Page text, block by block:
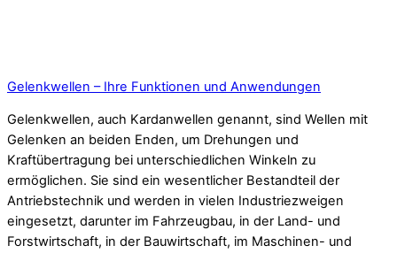
Gelenkwellen – Ihre Funktionen und Anwendungen
Gelenkwellen, auch Kardanwellen genannt, sind Wellen mit
Gelenken an beiden Enden, um Drehungen und
Kraftübertragung bei unterschiedlichen Winkeln zu
ermöglichen. Sie sind ein wesentlicher Bestandteil der
Antriebstechnik und werden in vielen Industriezweigen
eingesetzt, darunter im Fahrzeugbau, in der Land- und
Forstwirtschaft, in der Bauwirtschaft, im Maschinen- und